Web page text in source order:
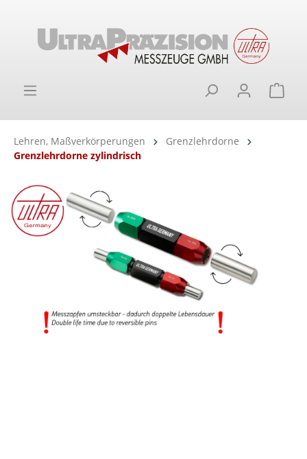
Lehren, Maßverkörperungen
Grenzlehrdorne
Grenzlehrdorne zylindrisch
Bildergalerie überspringen